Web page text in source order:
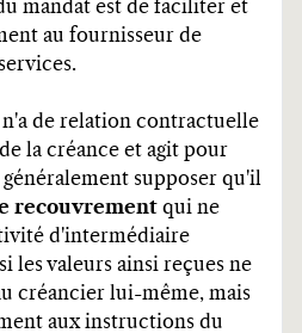
mandat est de faciliter et
au fournisseur de
n'a de relation contractuelle
la créance et agit pour
supposer qu'il
recouvrement qui ne
d'intermédiaire
les valeurs ainsi reçues ne
créancier lui-même, mais
aux instructions du